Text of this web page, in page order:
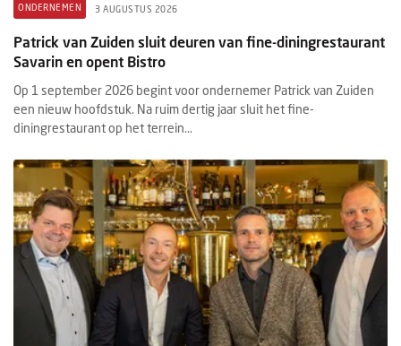
ONDERNEMEN 3 AUGUSTUS 2026
Patrick van Zuiden sluit deuren van fine-diningrestaurant
Savarin en opent Bistro
Op 1 september 2026 begint voor ondernemer Patrick van Zuiden
een nieuw hoofdstuk. Na ruim dertig jaar sluit het fine-
diningrestaurant op het terrein...